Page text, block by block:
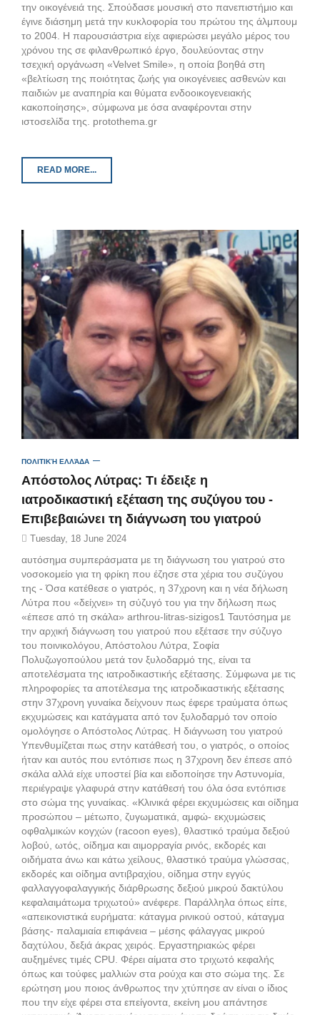
την οικογένειά της. Σπούδασε μουσική στο πανεπιστήμιο και
έγινε διάσημη μετά την κυκλοφορία του πρώτου της άλμπουμ
το 2004. Η παρουσιάστρια είχε αφιερώσει μεγάλο μέρος του
χρόνου της σε φιλανθρωπικό έργο, δουλεύοντας στην
τσεχική οργάνωση «Velvet Smile», η οποία βοηθά στη
«βελτίωση της ποιότητας ζωής για οικογένειες ασθενών και
παιδιών με αναπηρία και θύματα ενδοοικογενειακής
κακοποίησης», σύμφωνα με όσα αναφέρονται στην
ιστοσελίδα της. protothema.gr
READ MORE...
ΠΟΛΙΤΙΚΉ ΕΛΛΆΔΑ
Απόστολος Λύτρας: Τι έδειξε η
ιατροδικαστική εξέταση της συζύγου του -
Επιβεβαιώνει τη διάγνωση του γιατρού
Tuesday, 18 June 2024
αυτόσημα συμπεράσματα με τη διάγνωση του γιατρού στο
νοσοκομείο για τη φρίκη που έζησε στα χέρια του συζύγου
της - Όσα κατέθεσε ο γιατρός, η 37χρονη και η νέα δήλωση
Λύτρα που «δείχνει» τη σύζυγό του για την δήλωση πως
«έπεσε από τη σκάλα» arthrou-litras-sizigos1 Ταυτόσημα με
την αρχική διάγνωση του γιατρού που εξέτασε την σύζυγο
του ποινικολόγου, Απόστολου Λύτρα, Σοφία
Πολυζωγοπούλου μετά τον ξυλοδαρμό της, είναι τα
αποτελέσματα της ιατροδικαστικής εξέτασης. Σύμφωνα με τις
πληροφορίες τα αποτέλεσμα της ιατροδικαστικής εξέτασης
στην 37χρονη γυναίκα δείχνουν πως έφερε τραύματα όπως
εκχυμώσεις και κατάγματα από τον ξυλοδαρμό τον οποίο
ομολόγησε ο Απόστολος Λύτρας. Η διάγνωση του γιατρού
Υπενθυμίζεται πως στην κατάθεσή του, ο γιατρός, ο οποίος
ήταν και αυτός που εντόπισε πως η 37χρονη δεν έπεσε από
σκάλα αλλά είχε υποστεί βία και ειδοποίησε την Αστυνομία,
περιέγραψε γλαφυρά στην κατάθεσή του όλα όσα εντόπισε
στο σώμα της γυναίκας. «Κλινικά φέρει εκχυμώσεις και οίδημα
προσώπου – μέτωπο, ζυγωματικά, αμφώ- εκχυμώσεις
οφθαλμικών κογχών (racoon eyes), θλαστικό τραύμα δεξιού
λοβού, ωτός, οίδημα και αιμορραγία ρινός, εκδορές και
οιδήματα άνω και κάτω χείλους, θλαστικό τραύμα γλώσσας,
εκδορές και οίδημα αντιβραχίου, οίδημα στην εγγύς
φαλλαγγοφαλαγγικής διάρθρωσης δεξιού μικρού δακτύλου
κεφαλαιμάτωμα τριχωτού» ανέφερε. Παράλληλα όπως είπε,
«απεικονιστικά ευρήματα: κάταγμα ρινικού οστού, κάταγμα
βάσης- παλαμιαία επιφάνεια – μέσης φάλαγγας μικρού
δαχτύλου, δεξιά άκρας χειρός. Εργαστηριακώς φέρει
αυξημένες τιμές CPU. Φέρει αίματα στο τριχωτό κεφαλής
όπως και τούφες μαλλιών στα ρούχα και στο σώμα της. Σε
ερώτηση μου ποιος άνθρωπος την χτύπησε αν είναι ο ίδιος
που την είχε φέρει στα επείγοντα, εκείνη μου απάντησε